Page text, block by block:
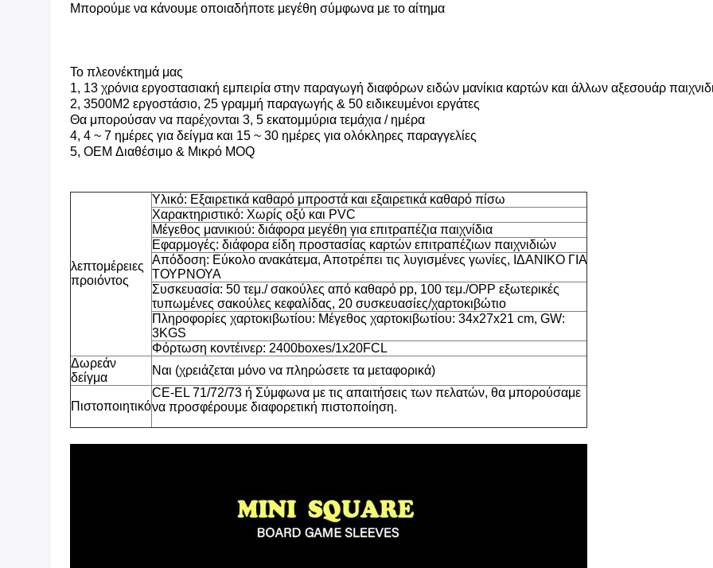
Μπορούμε να κάνουμε οποιαδήποτε μεγέθη σύμφωνα με το αίτημα
Το πλεονέκτημά μας
1, 13 χρόνια εργοστασιακή εμπειρία στην παραγωγή διαφόρων ειδών μανίκια καρτών και άλλων αξεσουάρ
2, 3500M2 εργοστάσιο, 25 γραμμή παραγωγής & 50 ειδικευμένοι εργάτες
Θα μπορούσαν να παρέχονται 3, 5 εκατομμύρια τεμάχια / ημέρα
4, 4 ~ 7 ημέρες για δείγμα και 15 ~ 30 ημέρες για ολόκληρες παραγγελίες
5, OEM Διαθέσιμο & Μικρό MOQ
λεπτομέρειες
προιόντος
Υλικό: Εξαιρετικά καθαρό μπροστά και εξαιρετικά καθαρό πίσω
Χαρακτηριστικό: Χωρίς οξύ και PVC
Μέγεθος μανικιού: διάφορα μεγέθη για επιτραπέζια παιχνίδια
Εφαρμογές: διάφορα είδη προστασίας καρτών επιτραπέζιων παιχνιδιών
Απόδοση: Εύκολο ανακάτεμα, Αποτρέπει τις λυγισμένες γωνίες, ΙΔΑΝΙΚΟ ΓΙΑ
ΤΟΥΡΝΟΥΑ
Συσκευασία: 50 τεμ./ σακούλες από καθαρό pp, 100 τεμ./OPP εξωτερικές
τυπωμένες σακούλες κεφαλίδας, 20 συσκευασίες/χαρτοκιβώτιο
Πληροφορίες χαρτοκιβωτίου: Μέγεθος χαρτοκιβωτίου: 34x27x21 cm, GW:
3KGS
Φόρτωση κοντέινερ: 2400boxes/1x20FCL
Δωρεάν
δείγμα
Ναι (χρειάζεται μόνο να πληρώσετε τα μεταφορικά)
Πιστοποιητικό
CE-EL 71/72/73 ή Σύμφωνα με τις απαιτήσεις των πελατών, θα μπορούσαμε
να προσφέρουμε διαφορετική πιστοποίηση.